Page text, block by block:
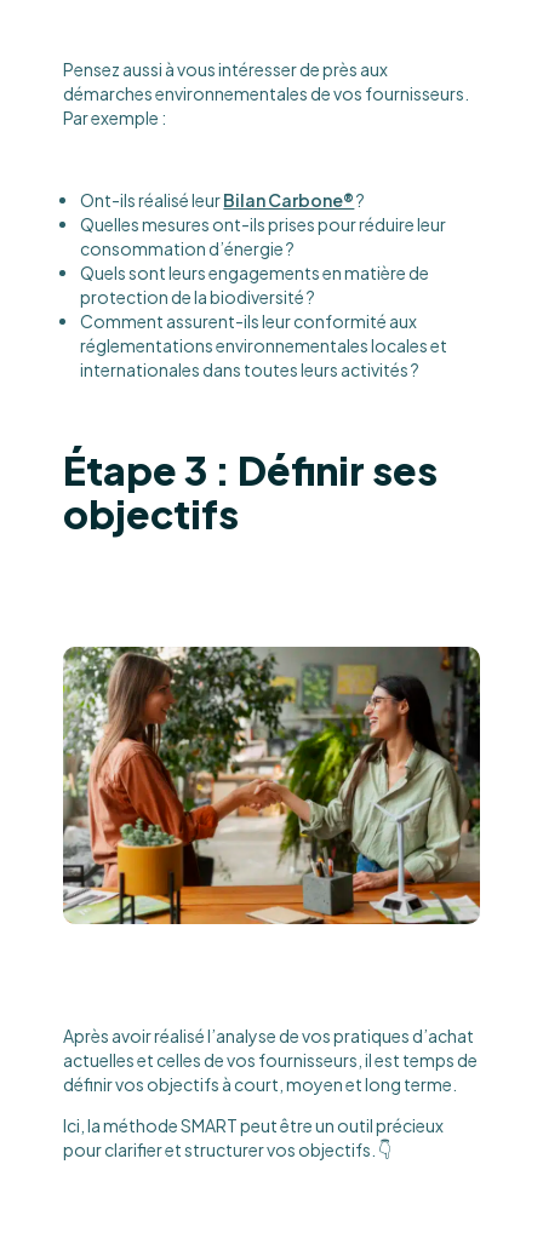
Pensez aussi à vous intéresser de près aux
démarches environnementales de vos fournisseurs.
Par exemple :
Ont-ils réalisé leurBilan Carbone®?
Quelles mesures ont-ils prises pour réduire leur
consommation d’énergie ?
Quels sont leurs engagements en matière de
protection de la biodiversité ?
Comment assurent-ils leur conformité aux
réglementations environnementales locales et
internationales dans toutes leurs activités ?
Étape 3 : Définir ses
objectifs
Après avoir réalisé l’analyse de vos pratiques d’achat
actuelles et celles de vos fournisseurs, il est temps de
définir vos objectifs à court, moyen et long terme.
Ici, la méthode SMART peut être un outil précieux
pour clarifier et structurer vos objectifs. 👇